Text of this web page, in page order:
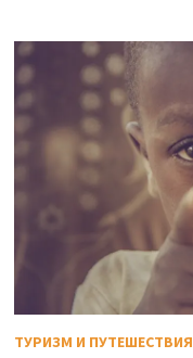
ТУРИЗМ И ПУТЕШЕСТВИЯ